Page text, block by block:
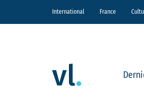
International France